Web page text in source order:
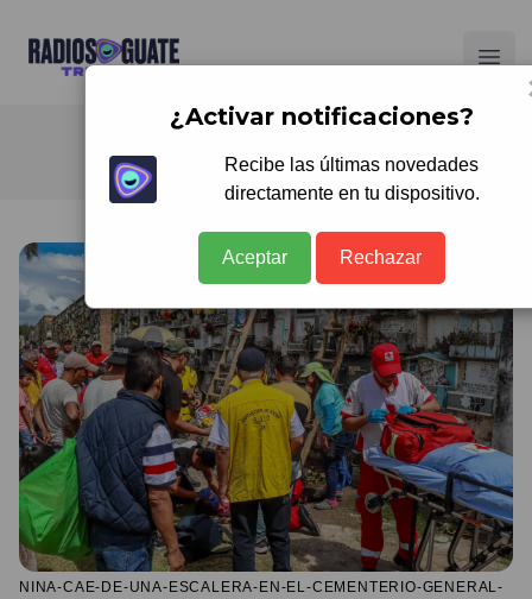
Radios Guate
NINA-CAE-DE-UNA-ESCALERA-EN-EL-CEMENTERIO-GENERAL-
¿Activar notificaciones?
Recibe las últimas novedades
directamente en tu dispositivo.
Aceptar Rechazar